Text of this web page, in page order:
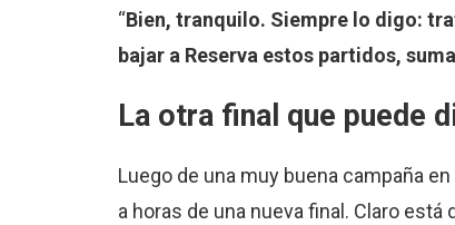
“Bien, tranquilo. Siempre lo digo:
bajar a Reserva estos partidos,
La otra final que puede
Luego de una muy buena campaña
a horas de una nueva final. Claro